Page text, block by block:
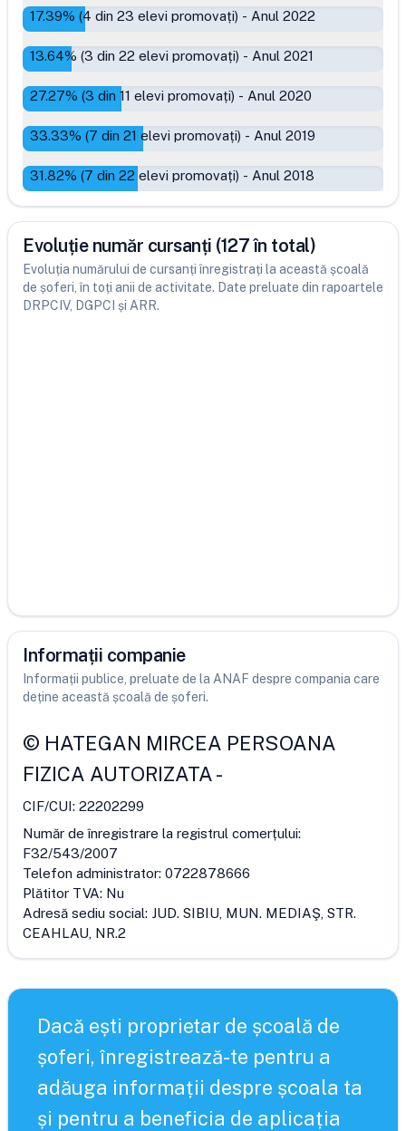
17.39% (4 din 23 elevi promovați) - Anul 2022
13.64% (3 din 22 elevi promovați) - Anul 2021
27.27% (3 din 11 elevi promovați) - Anul 2020
33.33% (7 din 21 elevi promovați) - Anul 2019
31.82% (7 din 22 elevi promovați) - Anul 2018
Evoluție număr cursanți (127 în total)
Evoluția numărului de cursanți înregistrați la această școală
de șoferi, în toți anii de activitate. Date preluate din rapoartele
DRPCIV, DGPCI și ARR.
Informații companie
Informații publice, preluate de la ANAF despre compania care
deține această școală de șoferi.
© HATEGAN MIRCEA PERSOANA
FIZICA AUTORIZATA-
CIF/CUI: 22202299
Număr de înregistrare la registrul comerțului:
F32/543/2007
Telefon administrator: 0722878666
Plătitor TVA: Nu
Adresă sediu social: JUD. SIBIU, MUN. MEDIAŞ, STR.
CEAHLAU, NR.2
Dacă ești proprietar de școală de
șoferi, înregistrează-te pentru a
adăuga informații despre școala ta
și pentru a beneficia de aplicația